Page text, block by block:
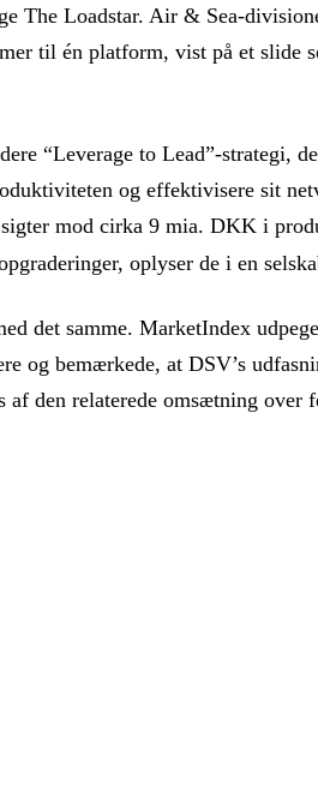
The Loadstar. Air & Sea-
til én platform, vist på et slide
“Leverage to Lead”-strategi,
og effektivisere sit
mod cirka 9 mia. DKK i
oplyser de i en
det samme. MarketIndex
og bemærkede, at DSV’s
den relaterede omsætning over